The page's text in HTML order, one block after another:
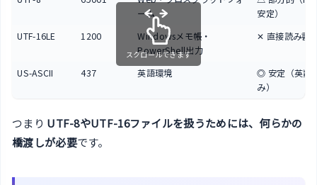
ーム
安定）
UTF-16LE
1200
Windowsメモ帳・
PowerShell出力
✕ 直接読み書
US-ASCII 437 英語環境
◎ 安定（英数
み）
スクロールできます
つまり UTF-8やUTF-16ファイルを扱うためには、何らかの
橋渡しが必要です。